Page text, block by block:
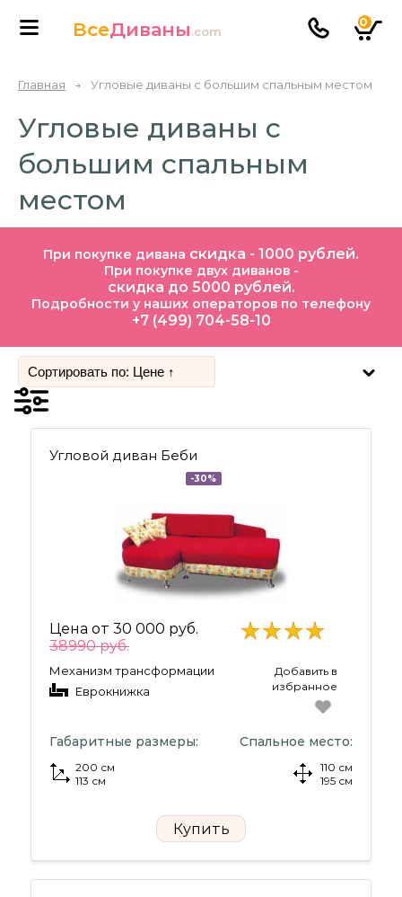
ВсеДиваны.com
0
Главная → Угловые диваны с большим спальным местом
Угловые диваны с
большим спальным
местом
При покупке дивана скидка - 1000 рублей.
При покупке двух диванов -
скидка до 5000 рублей.
Подробности у наших операторов по телефону
+7 (499) 704-58-10
Угловой диван Беби
-30%
Цена от 30 000 руб.
38990 руб.
Механизм трансформации
Еврокнижка
Добавить в
избранное
Габаритные размеры:
200 см
113 см
Спальное место:
110 см
195 см
Купить